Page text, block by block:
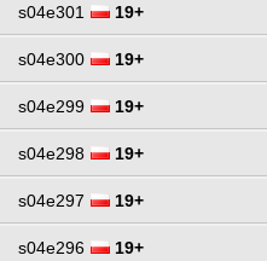
s04e301 19+
s04e300 19+
s04e299 19+
s04e298 19+
s04e297 19+
s04e296 19+